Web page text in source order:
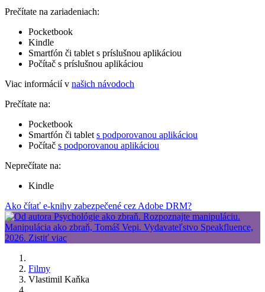
Prečítate na zariadeniach:
Pocketbook
Kindle
Smartfón či tablet s príslušnou aplikáciou
Počítač s príslušnou aplikáciou
Viac informácií v našich návodoch
Prečítate na:
Pocketbook
Smartfón či tablet s podporovanou aplikáciou
Počítač s podporovanou aplikáciou
Neprečítate na:
Kindle
Ako čítať e-knihy zabezpečené cez Adobe DRM?
Filmy
Vlastimil Kaňka